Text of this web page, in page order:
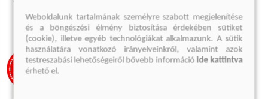
Weboldalunk tartalmának személyre szabott megjelenítése
és a böngészési élmény biztosítása érdekében sütiket
(cookie), illetve egyéb technológiákat alkalmazunk. A sütik
használatára vonatkozó irányelveinkről, valamint azok
testreszabási lehetőségeiről bővebb információ ide kattintva
érhető el.